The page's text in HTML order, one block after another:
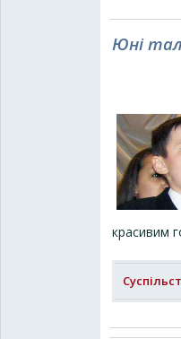
Юні
красивим